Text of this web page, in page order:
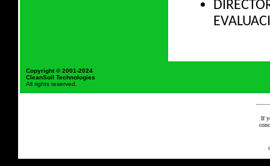
Copyright © 2001-2024
CleanSoil Technologies
All rights reserved.
If